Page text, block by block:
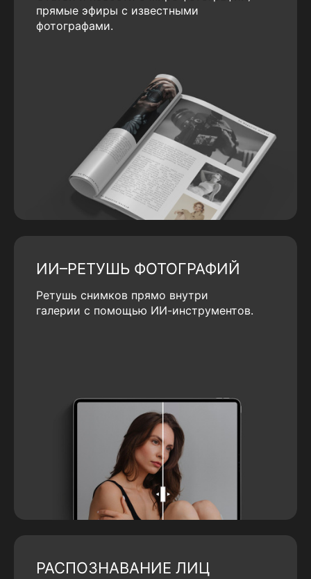
прямые эфиры с известными
фотографами.
ИИ–РЕТУШЬ ФОТОГРАФИЙ
Ретушь снимков прямо внутри
галерии с помощью ИИ-инструментов.
РАСПОЗНАВАНИЕ ЛИЦ